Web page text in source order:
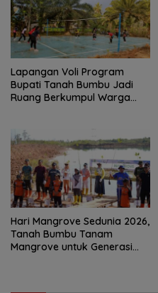
Lapangan Voli Program
Bupati Tanah Bumbu Jadi
Ruang Berkumpul Warga
Hari Mangrove Sedunia 2026,
Tanah Bumbu Tanam
Mangrove untuk Generasi